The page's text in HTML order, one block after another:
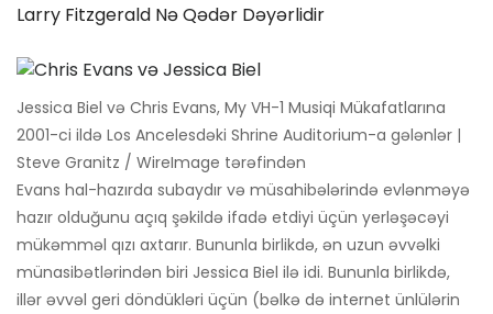
Larry Fitzgerald Nə Qədər Dəyərlidir
Jessica Biel və Chris Evans, My VH-1 Musiqi Mükafatlarına
2001-ci ildə Los Ancelesdəki Shrine Auditorium-a gələnlər |
Steve Granitz / WireImage tərəfindən
Evans hal-hazırda subaydır və müsahibələrində evlənməyə
hazır olduğunu açıq şəkildə ifadə etdiyi üçün yerləşəcəyi
mükəmməl qızı axtarır. Bununla birlikdə, ən uzun əvvəlki
münasibətlərindən biri Jessica Biel ilə idi. Bununla birlikdə,
illər əvvəl geri döndükləri üçün (bəlkə də internet ünlülərin